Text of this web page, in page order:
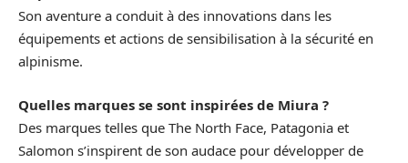
Son aventure a conduit à des innovations dans les
équipements et actions de sensibilisation à la sécurité en
alpinisme.
Quelles marques se sont inspirées de Miura ?
Des marques telles que The North Face, Patagonia et
Salomon s’inspirent de son audace pour développer de